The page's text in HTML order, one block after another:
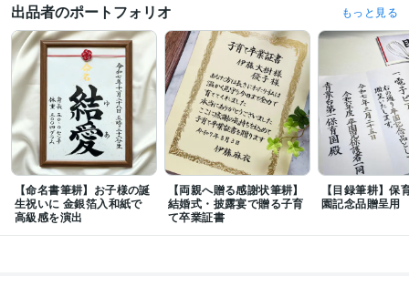
出品者のポートフォリオ もっと見る
【命名書筆耕】お子様の誕
生祝いに 金銀箔入和紙で
高級感を演出
【両親へ贈る感謝状筆耕】
結婚式・披露宴で贈る子育
て卒業証書
【目録筆耕】保
園記念品贈呈用